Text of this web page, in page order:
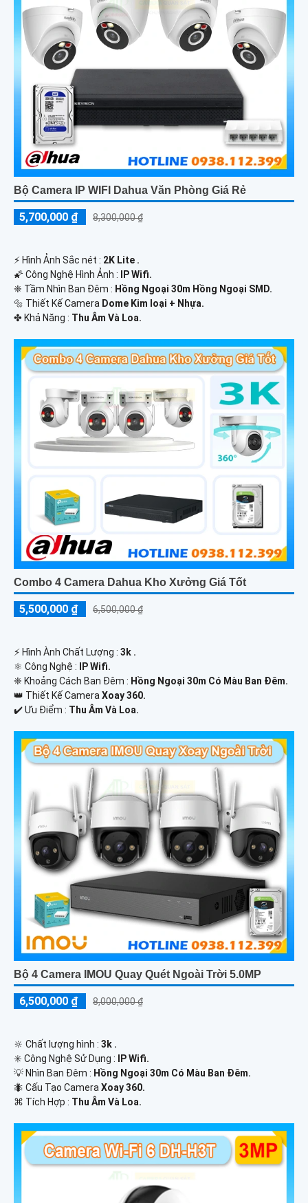
Bộ Camera IP WIFI Dahua Văn Phòng Giá Rẻ
5,700,000 ₫ 8,300,000 ₫
️⚡ Hình Ảnh Sắc nét : 2K Lite .
🌠 Công Nghệ Hình Ảnh :
IP Wifi.
❈ Tầm Nhìn Ban Đêm : Hồng Ngoại 30m Hồng Ngoại SMD.
🔩 Thiết Kế Camera Dome Kim loại + Nhựa.
️✤ Khả Năng : Thu Âm Và Loa.
Combo 4 Camera Dahua Kho Xưởng Giá Tốt
5,500,000 ₫ 6,500,000 ₫
️⚡ Hình Ành Chất Lượng : 3k .
⚛️ Công Nghệ :
IP Wifi.
❈ Khoảng Cách Ban Đêm : Hồng Ngoại 30m Có Màu Ban Ðêm.
👑 Thiết Kế Camera Xoay 360.
️✔️ Ưu Điểm : Thu Âm Và Loa.
Bộ 4 Camera IMOU Quay Quét Ngoài Trời 5.0MP
6,500,000 ₫ 8,000,000 ₫
🔆 Chất lượng hình : 3k .
✳️ Công Nghệ Sử Dụng :
IP Wifi.
💡 Nhìn Ban Đêm : Hồng Ngoại 30m Có Màu Ban Ðêm.
🐜 Cấu Tạo Camera Xoay 360.
️⌘ Tích Hợp : Thu Âm Và Loa.